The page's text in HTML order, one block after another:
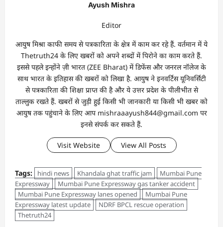
Ayush Mishra
Editor
आयुष मिश्रा काफी समय से पत्रकारिता के क्षेत्र में काम कर रहे हैं. वर्तमान में ये
Thetruth24 के लिए खबरों को अपने शब्दों में पिरोने का काम करते हैं.
इससे पहले इन्होंने ज़ी भारत (ZEE Bharat) में डिफेंस और जनरल नॉलेज के
साथ भारत के इतिहास की खबरों को लिखा है. आयुष ने इनवर्टिस यूनिवर्सिटी
से पत्रकारिता की शिक्षा प्राप्त की है और ये उत्तर प्रदेश के पीलीभीत से
ताल्लुक रखते हैं. खबरों से जुड़ी हुई किसी भी जानकारी या किसी भी खबर को
आयुष तक पहुंचाने के लिए आप mishraaayush844@gmail.com पर
इनसे संपर्क कर सकते हैं.
Visit Website View All Posts
Tags: hindi news Khandala ghat traffic jam
Mumbai Pune
Expressway
Mumbai Pune Expressway gas tanker accident
Mumbai Pune Expressway lanes opened
Mumbai Pune
Expressway latest update
NDRF BPCL rescue operation
Thetruth24